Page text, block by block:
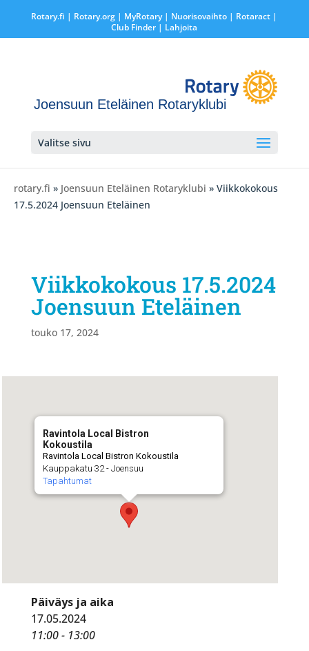
Rotary.fi | Rotary.org | MyRotary | Nuorisovaihto | Rotaract |
Club Finder | Lahjoita
Joensuun Eteläinen Rotaryklubi
Valitse sivu
rotary.fi » Joensuun Eteläinen Rotaryklubi » Viikkokokous
17.5.2024 Joensuun Eteläinen
Viikkokokous 17.5.2024
Joensuun Eteläinen
touko 17, 2024
Ravintola Local Bistron
Kokoustila
Ravintola Local Bistron Kokoustila
Kauppakatu 32 - Joensuu
Tapahtumat
Päiväys ja aika
17.05.2024
11:00 - 13:00